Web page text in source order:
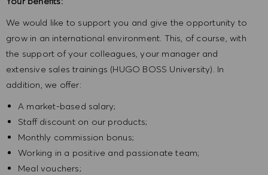
We would like to support you and give the opportunity to
grow in an international environment. This, of course, with
the support of your colleagues, your manager and
extensive sales trainings (HUGO BOSS University). In
addition, we offer:
A market-based salary;
Staff discount on our products;
Monthly commission bonus;
Working in a positive and passionate team;
Meal vouchers;